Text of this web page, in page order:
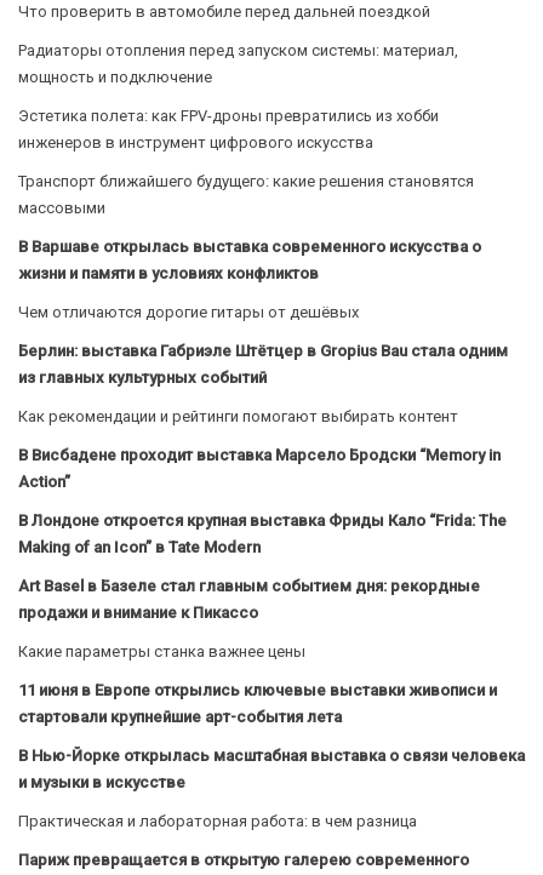
Что проверить в автомобиле перед дальней поездкой
Радиаторы отопления перед запуском системы: материал,
мощность и подключение
Эстетика полета: как FPV-дроны превратились из хобби
инженеров в инструмент цифрового искусства
Транспорт ближайшего будущего: какие решения становятся
массовыми
В Варшаве открылась выставка современного искусства о
жизни и памяти в условиях конфликтов
Чем отличаются дорогие гитары от дешёвых
Берлин: выставка Габриэле Штётцер в Gropius Bau стала одним
из главных культурных событий
Как рекомендации и рейтинги помогают выбирать контент
В Висбадене проходит выставка Марсело Бродски “Memory in
Action”
В Лондоне откроется крупная выставка Фриды Кало “Frida: The
Making of an Icon” в Tate Modern
Art Basel в Базеле стал главным событием дня: рекордные
продажи и внимание к Пикассо
Какие параметры станка важнее цены
11 июня в Европе открылись ключевые выставки живописи и
стартовали крупнейшие арт-события лета
В Нью-Йорке открылась масштабная выставка о связи человека
и музыки в искусстве
Практическая и лабораторная работа: в чем разница
Париж превращается в открытую галерею современного